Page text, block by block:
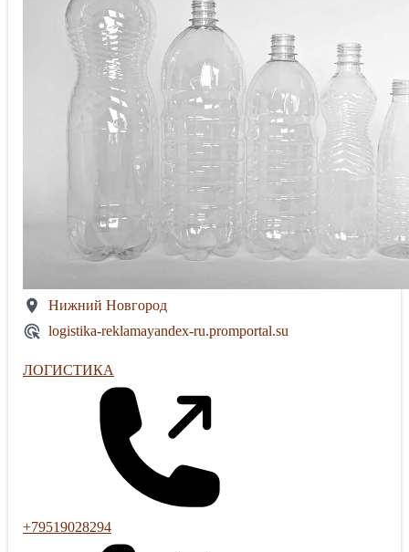
Нижний Новгород
logistika-reklamayandex-ru.promportal.su
ЛОГИСТИКА
+79519028294